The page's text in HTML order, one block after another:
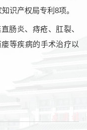
识产权局专利8项。
肠炎、痔疮、肛裂、
等疾病的手术治疗以